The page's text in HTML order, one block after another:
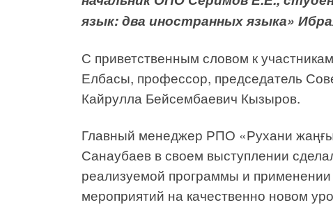
язык: два иностранных языка»
С приветственным словом к
Елбасы, профессор, председатель
Кайрулла Бейсембаевич Кызыров.
Главный менеджер РПО «Рухани
Санаубаев в своем выступлении
реализуемой программы и
мероприятий на качественно новом